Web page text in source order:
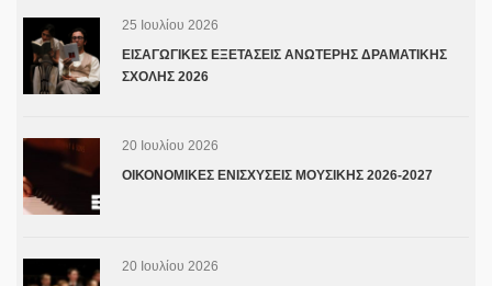
25 Ιουλίου 2026
ΕΙΣΑΓΩΓΙΚΕΣ ΕΞΕΤΑΣΕΙΣ ΑΝΩΤΕΡΗΣ ΔΡΑΜΑΤΙΚΗΣ
ΣΧΟΛΗΣ 2026
20 Ιουλίου 2026
ΟΙΚΟΝΟΜΙΚΕΣ ΕΝΙΣΧΥΣΕΙΣ ΜΟΥΣΙΚΗΣ 2026-2027
20 Ιουλίου 2026